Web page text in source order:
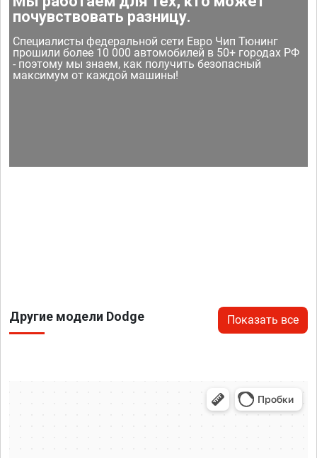
почувствовать разницу.
Специалисты федеральной сети Евро Чип Тюнинг
прошили более 10 000 автомобилей в 50+ городах РФ
- поэтому мы знаем, как получить безопасный
максимум от каждой машины!
Другие модели Dodge Показать все